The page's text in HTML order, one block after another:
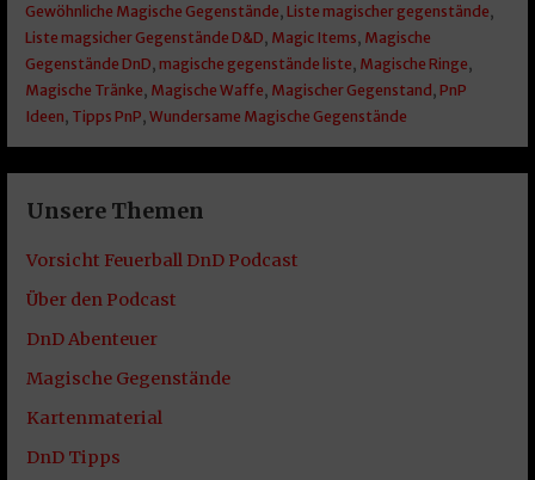
Gewöhnliche Magische Gegenstände Liste magischer gegenstände
Liste magsicher Gegenstände D&D Magic Items Magische
Gegenstände DnD magische gegenstände liste Magische Ringe
Magische Tränke Magische Waffe Magischer Gegenstand PnP
Ideen Tipps PnP Wundersame Magische Gegenstände
Unsere Themen
Vorsicht Feuerball DnD Podcast
Über den Podcast
DnD Abenteuer
Magische Gegenstände
Kartenmaterial
DnD Tipps